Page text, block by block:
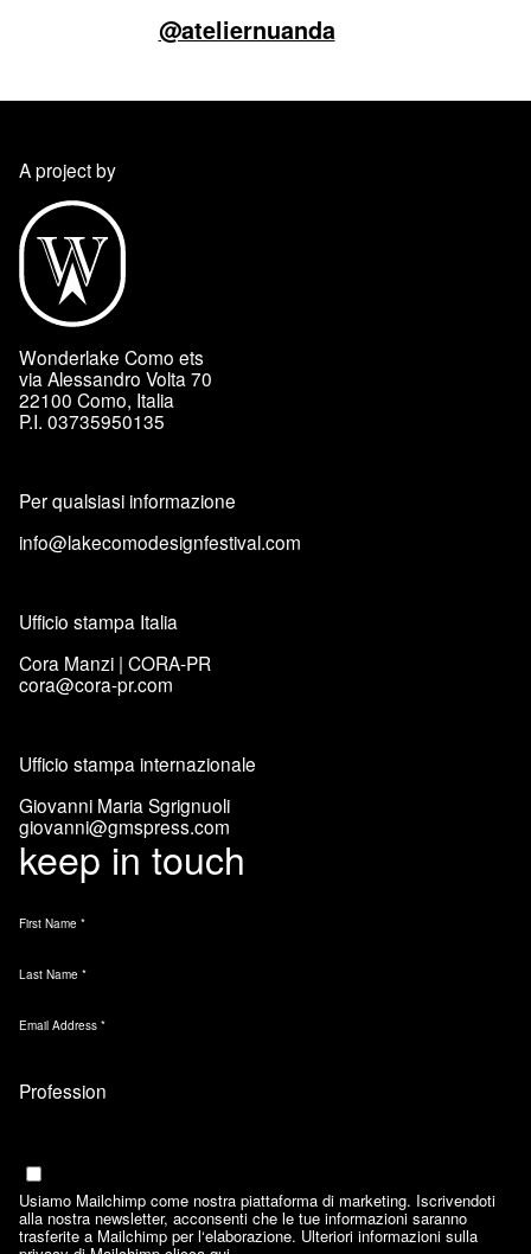
@ateliernuanda
A project by
Wonderlake Como ets
via Alessandro Volta 70
22100 Como, Italia
P.I. 03735950135
Per qualsiasi informazione
info@lakecomodesignfestival.com
Ufficio stampa Italia
Cora Manzi | CORA-PR
cora@cora-pr.com
Ufficio stampa internazionale
Giovanni Maria Sgrignuoli
giovanni@gmspress.com
keep in touch
First Name *
Last Name *
Email Address *
Usiamo Mailchimp come nostra piattaforma di marketing. Iscrivendoti
alla nostra newsletter, acconsenti che le tue informazioni saranno
trasferite a Mailchimp per l‘elaborazione. Ulteriori informazioni sulla